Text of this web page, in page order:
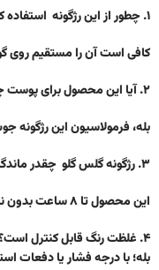
۱. چطور از این رژگونه استفاده کنم؟
کافی است آن را مستقیم روی
۲. آیا این محصول برای پوست چرب مناسب است؟
بله، فرمولاسیون این
۳. رژگونه گلس گلو چقدر ماندگاری چقدر است؟
این محصول تا ۸ ساعت بدون نیاز به تجدید روی پوست باقی می‌ماند.
۴. غلظت رنگ قابل کنترل است؟
بله؛ با درجه فشار یا دفعات